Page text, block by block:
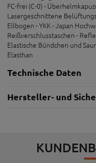
FC-frei (C-0) -
Lasergeschnittene
Ellbogen - YKK - Japan
Reißverschlusstaschen -
Elastische Bündchen und
Elasthan
Technische Daten
Hersteller- und